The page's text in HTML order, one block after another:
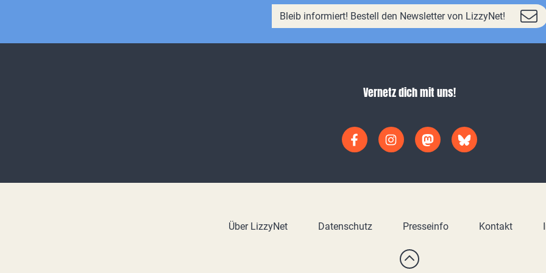
Bleib informiert! Bestell den Newsletter von LizzyNet!
Vernetz dich mit uns!
Über LizzyNet Datenschutz Presseinfo Kontakt